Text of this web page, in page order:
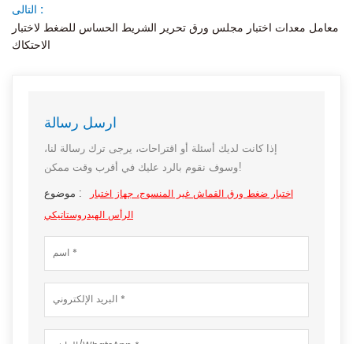
التالى :
معامل معدات اختبار مجلس ورق تحرير الشريط الحساس للضغط لاختبار
الاحتكاك
ارسل رسالة
إذا كانت لديك أسئلة أو اقتراحات، يرجى ترك رسالة لنا،
وسوف نقوم بالرد عليك في أقرب وقت ممكن!
موضوع : اختبار ضغط ورق القماش غير المنسوج، جهاز اختبار
الرأس الهيدروستاتيكي